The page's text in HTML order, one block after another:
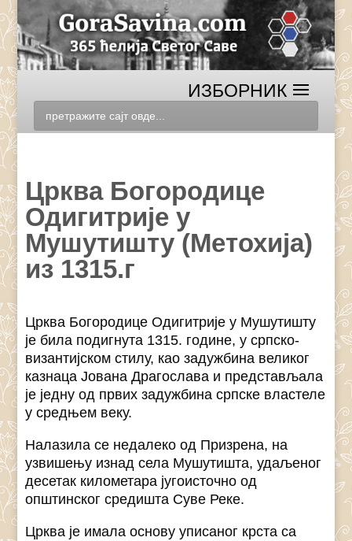
Црква Богородице
Одигитрије у
Мушутишту (Метохија)
из 1315.г
Црква Богородице Одигитрије у Мушутишту
је била подигнута 1315. године, у српско-
византијском стилу, као задужбина великог
казнаца Јована Драгослава и представљала
је једну од првих задужбина српске властеле
у средњем веку.
Налазила се недалеко од Призрена, на
узвишењу изнад села Мушутишта, удаљеног
десетак километара југоисточно од
општинског средишта Суве Реке.
Црква је имала основу уписаног крста са